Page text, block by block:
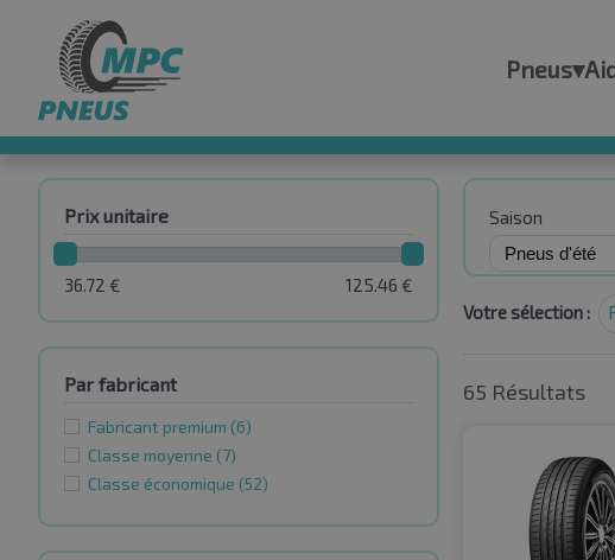
Pneus▾
Prix unitaire
125.46 €
36.72 €
Par fabricant
Fabricant premium (6)
Classe moyenne (7)
Classe économique (52)
Saison
Votre sélection :
65 Résultats